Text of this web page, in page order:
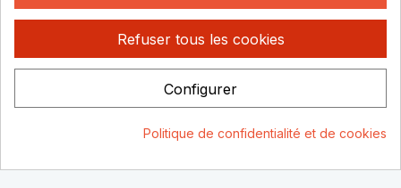
contact@rhonephilatelie.fr
Un site conçu par :
Refuser tous les cookies
Configurer
Politique de confidentialité et de cookies